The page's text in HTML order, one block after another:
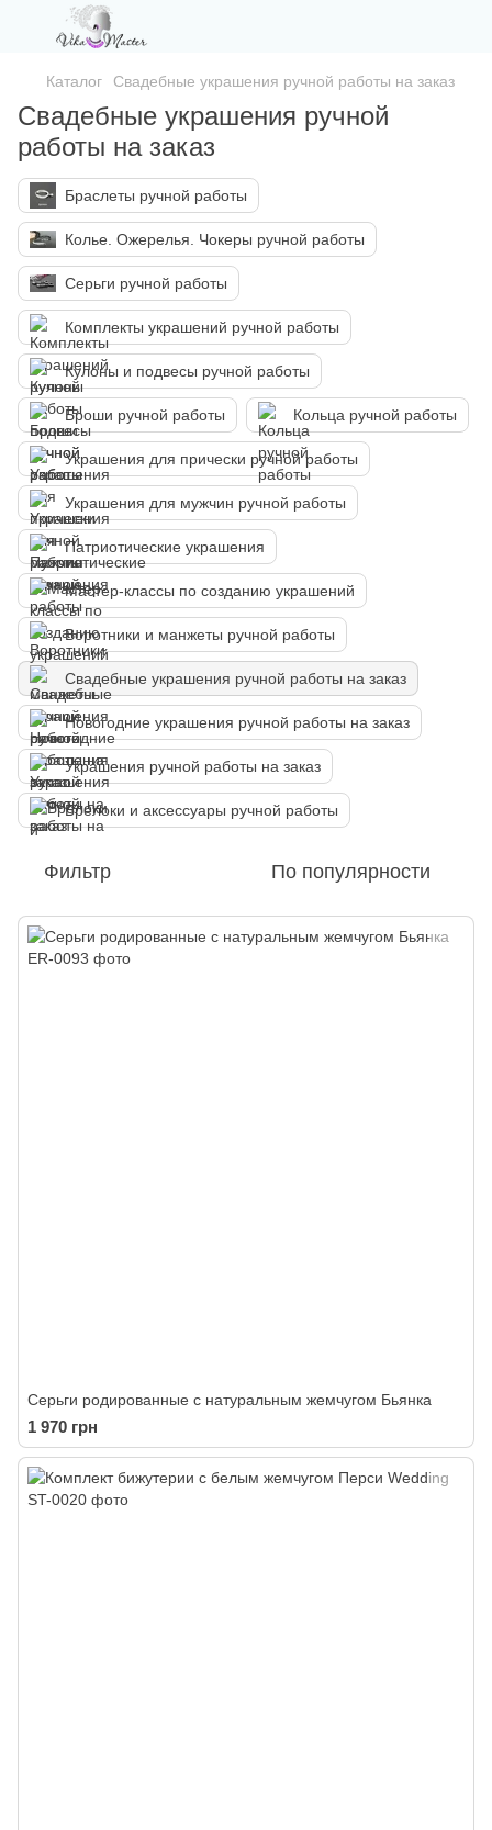
Каталог Свадебные украшения ручной работы на заказ
Свадебные украшения ручной
работы на заказ
Браслеты ручной работы
Колье. Ожерелья. Чокеры ручной работы
Серьги ручной работы
Комплекты украшений ручной работы
Кулоны и подвесы ручной работы
Броши ручной работы Кольца ручной работы
Украшения для прически ручной работы
Украшения для мужчин ручной работы
Патриотические украшения
Мастер-классы по созданию украшений
Воротники и манжеты ручной работы
Свадебные украшения ручной работы на заказ
Новогодние украшения ручной работы на заказ
Украшения ручной работы на заказ
Брелоки и аксессуары ручной работы
Фильтр По популярности
Серьги родированные с натуральным жемчугом Бьянка
1 970 грн